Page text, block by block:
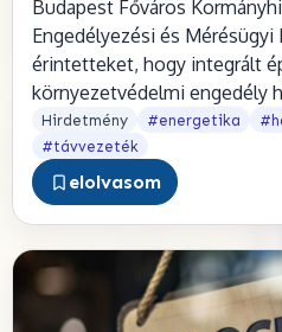
Budapest Főváros
Engedélyezési és
érintetteket, hogy integrált
környezetvédelmi engedély
Hirdetmény #energetika
#távvezeték
elolvasom